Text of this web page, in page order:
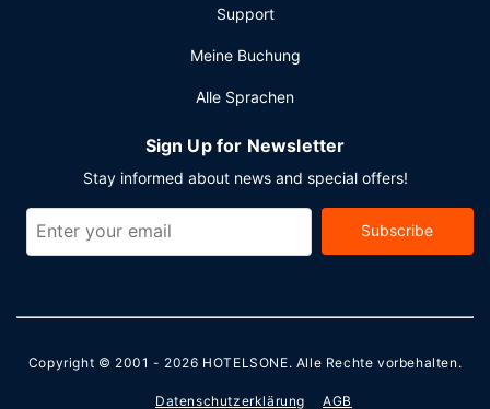
Support
Meine Buchung
Alle Sprachen
Sign Up for Newsletter
Stay informed about news and special offers!
Subscribe
Copyright © 2001 - 2026 HOTELSONE. Alle Rechte vorbehalten.
Datenschutzerklärung AGB